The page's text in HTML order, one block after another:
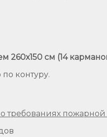
260х150 см (14
контуру.